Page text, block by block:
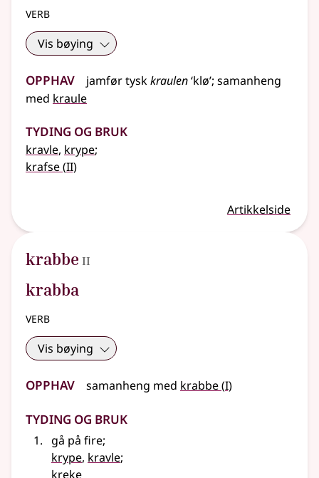
verb
Vis bøying
Opphav jamførtyskkraulen‘klø’; samanheng
med kraule
Tyding og bruk
kravle, krype;
krafse(2
II)
Artikkelside
krabbe 2
II
krabba
verb
Vis bøying
Opphav samanheng med krabbe(1
I)
Tyding og bruk
gå på fire;
krype, kravle;
kreke